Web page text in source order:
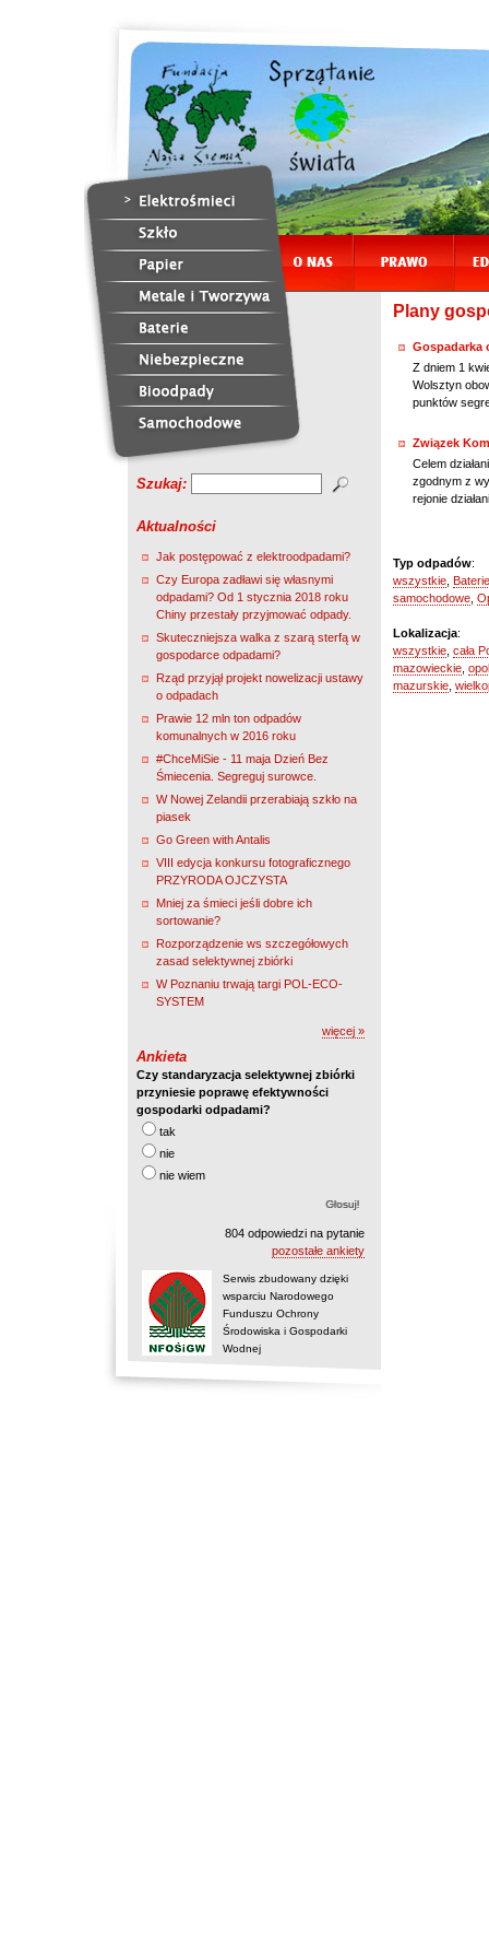
Szukaj:
Aktualności
Jak postępować z elektroodpadami?
Czy Europa zadławi się własnymi
odpadami? Od 1 stycznia 2018 roku
Chiny przestały przyjmować odpady.
Skuteczniejsza walka z szarą sterfą w
gospodarce odpadami?
Rząd przyjął projekt nowelizacji ustawy
o odpadach
Prawie 12 mln ton odpadów
komunalnych w 2016 roku
#ChceMiSie - 11 maja Dzień Bez
Śmiecenia. Segreguj surowce.
W Nowej Zelandii przerabiają szkło na
piasek
Go Green with Antalis
VIII edycja konkursu fotograficznego
PRZYRODA OJCZYSTA
Mniej za śmieci jeśli dobre ich
sortowanie?
Rozporządzenie ws szczegółowych
zasad selektywnej zbiórki
W Poznaniu trwają targi POL-ECO-
SYSTEM
więcej »
Ankieta
Czy standaryzacja selektywnej zbiórki
przyniesie poprawę efektywności
gospodarki odpadami?
tak
nie
nie wiem
804 odpowiedzi na pytanie
pozostałe ankiety
Serwis zbudowany dzięki
wsparciu Narodowego
Funduszu Ochrony
Środowiska i Gospodarki
Wodnej
Plany
Gospadarka
Z dniem 1
Wolsztyn
punktów
Związek
Celem
zgodnym z
rejonie
Typ odpadów:
wszystkie Baterie
samochodowe
Lokalizacja:
wszystkie cała
mazowieckie
mazurskie